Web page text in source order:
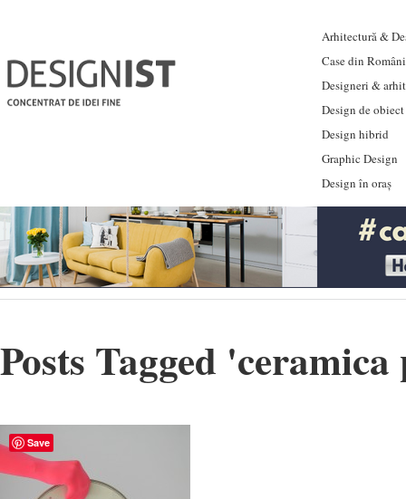
Arhitectură &
Case din
Designeri &
Design de obiect
Design hibrid
Graphic Design
Design în oraș
Posts Tagged '
Save